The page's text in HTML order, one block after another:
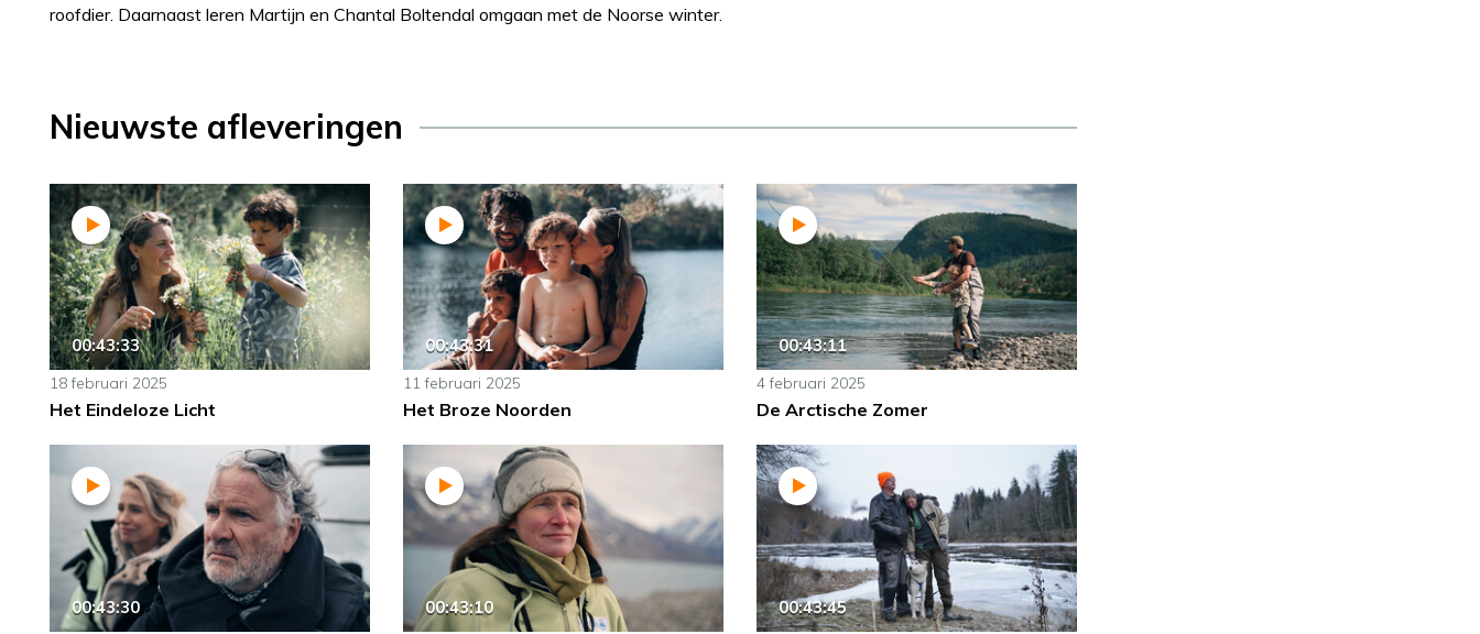
roofdier. Daarnaast leren Martijn en Chantal Boltendal omgaan met de Noorse winter.
Nieuwste afleveringen
00:43:33
18 februari 2025
Het Eindeloze Licht
00:43:31
11 februari 2025
Het Broze Noorden
00:43:11
4 februari 2025
De Arctische Zomer
00:43:30 00:43:10 00:43:45